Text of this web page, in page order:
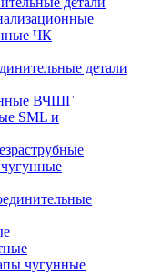
ЧК
детали
ВЧШГ
SML и
чугунные